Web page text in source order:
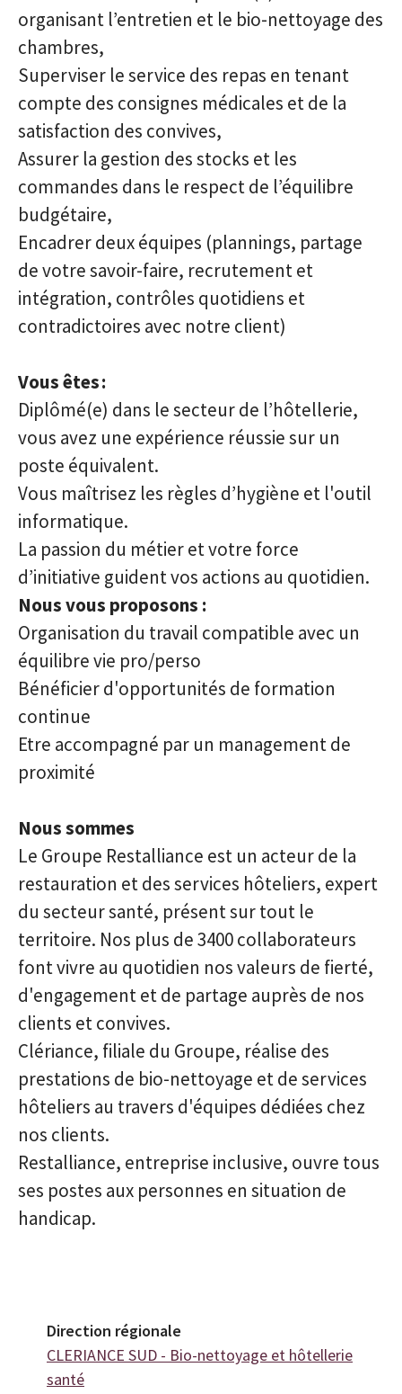
organisant l’entretien et le bio-nettoyage des
chambres,
Superviser le service des repas en tenant
compte des consignes médicales et de la
satisfaction des convives,
Assurer la gestion des stocks et les
commandes dans le respect de l’équilibre
budgétaire,
Encadrer deux équipes (plannings, partage
de votre savoir-faire, recrutement et
intégration, contrôles quotidiens et
contradictoires avec notre client)
Vous êtes :
Diplômé(e) dans le secteur de l’hôtellerie,
vous avez une expérience réussie sur un
poste équivalent.
Vous maîtrisez les règles d’hygiène et l'outil
informatique.
La passion du métier et votre force
d’initiative guident vos actions au quotidien.
Nous vous proposons :
Organisation du travail compatible avec un
équilibre vie pro/perso
Bénéficier d'opportunités de formation
continue
Etre accompagné par un management de
proximité
Nous sommes
Le Groupe Restalliance est un acteur de la
restauration et des services hôteliers, expert
du secteur santé, présent sur tout le
territoire. Nos plus de 3400 collaborateurs
font vivre au quotidien nos valeurs de fierté,
d'engagement et de partage auprès de nos
clients et convives.
Clériance, filiale du Groupe, réalise des
prestations de bio-nettoyage et de services
hôteliers au travers d'équipes dédiées chez
nos clients.
Restalliance, entreprise inclusive, ouvre tous
ses postes aux personnes en situation de
handicap.
Direction régionale
CLERIANCE SUD - Bio-nettoyage et hôtellerie
santé